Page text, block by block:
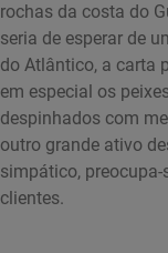
rochas da costa do
seria de esperar de
do Atlântico, a carta
em especial os
despinhados com
outro grande ativo
simpático,
clientes.